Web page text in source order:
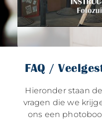
FAQ /
Hieronder staan
vragen die we
ons een